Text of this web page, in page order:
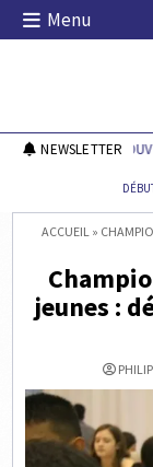
Skip
Menu
Echecs
NEWSLETTER
ACCUEIL»
jeunes :